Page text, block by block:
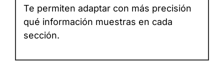
Te permiten adaptar con más precisión
qué información muestras en cada
sección.